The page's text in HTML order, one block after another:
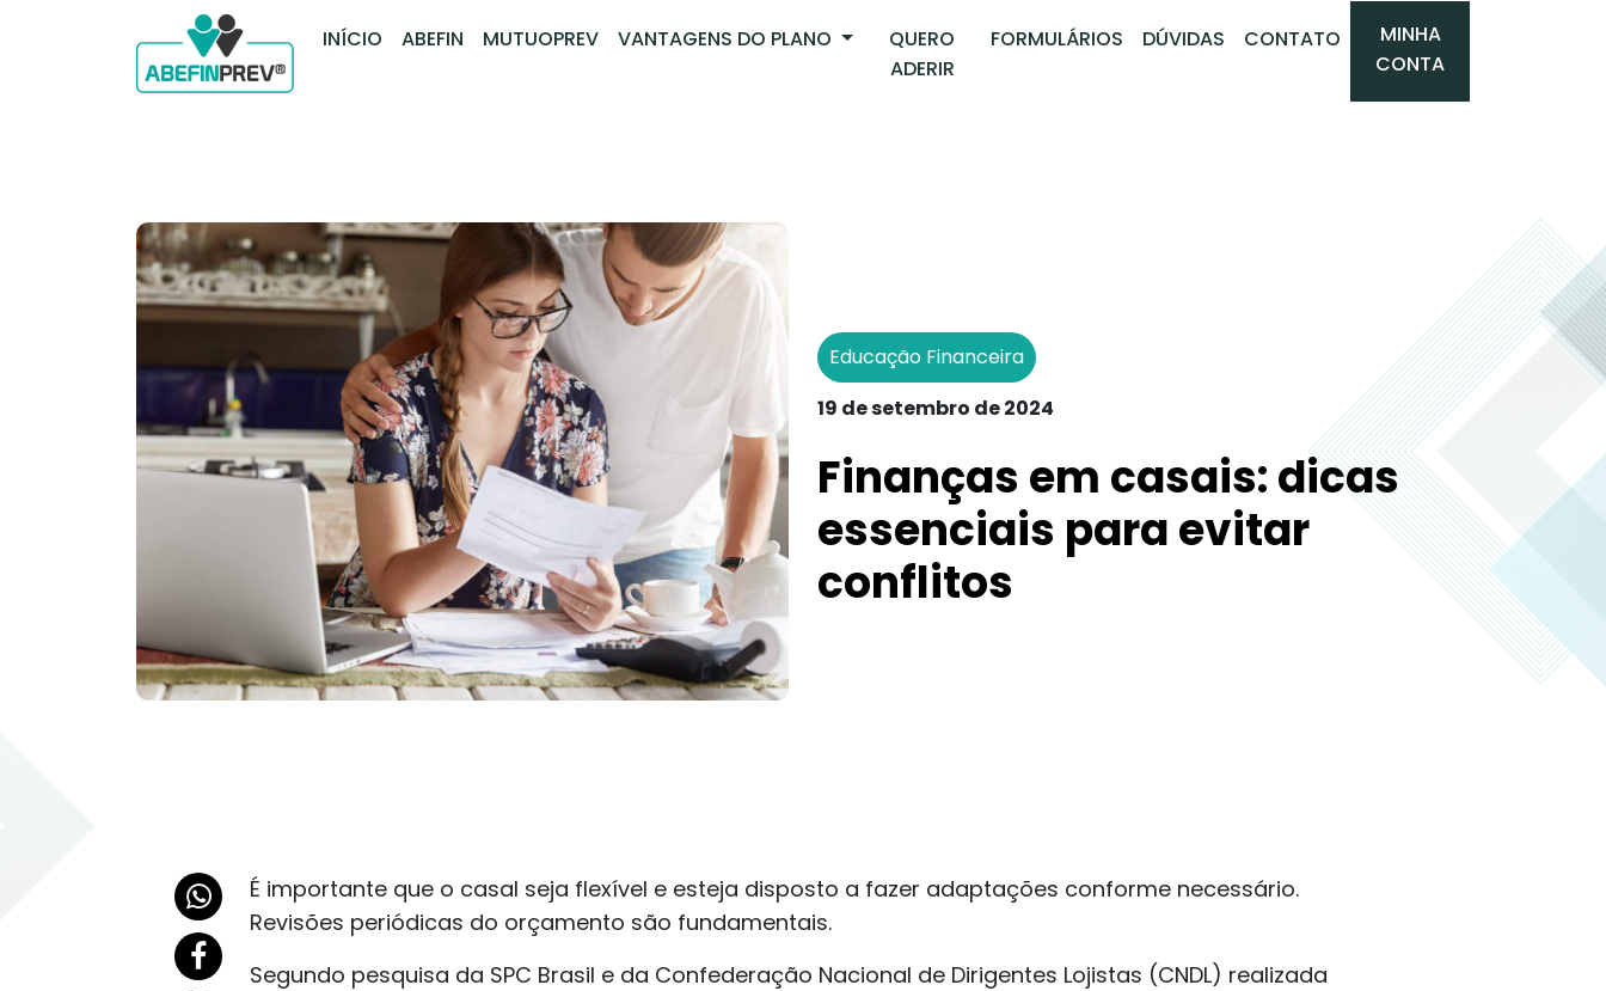
INÍCIO ABEFIN MUTUOPREV VANTAGENS DO PLANO
QUERO
ADERIR
FORMULÁRIOS DÚVIDAS CONTATO
MINHA
CONTA
Educação Financeira
19 de setembro de 2024
Finanças em casais: dicas
essenciais para evitar
conflitos
É importante que o casal seja flexível e esteja disposto a fazer adaptações conforme necessário.
Revisões periódicas do orçamento são fundamentais.
Segundo pesquisa da SPC Brasil e da Confederação Nacional de Dirigentes Lojistas (CNDL) realizada